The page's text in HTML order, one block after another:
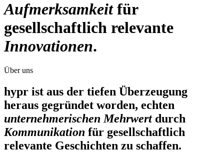
Aufmerksamkeitfür
gesellschaftlich relevante
Innovationen.
Über uns
hypr ist aus der tiefen Überzeugung
heraus gegründet worden, echten
unternehmerischen Mehrwert durch
Kommunikation für gesellschaftlich
relevante Geschichten zu schaffen.